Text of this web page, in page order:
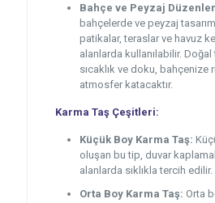
Bahçe ve Peyzaj
bahçelerde ve peyzaj
patikalar, teraslar ve havuz
alanlarda kullanılabilir. Doğal
sıcaklık ve doku, bahçenize
atmosfer katacaktır.
Karma Taş Çeşitleri:
Küçük Boy Karma Taş:
oluşan bu tip, duvar
alanlarda sıklıkla tercih edilir.
Orta Boy Karma Taş: Orta